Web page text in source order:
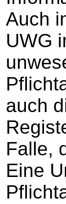
Auch
UWG
auch
Falle,
Eine